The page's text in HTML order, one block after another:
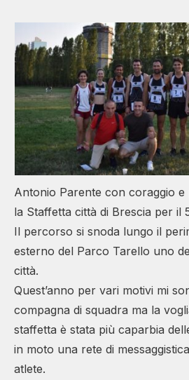
Antonio Parente con coraggio
la Staffetta città di Brescia per il
Il percorso si snoda lungo il
esterno del Parco Tarello uno
città.
Quest’anno per vari motivi mi
compagna di squadra ma la
staffetta è stata più caparbia
in moto una rete di
atlete.